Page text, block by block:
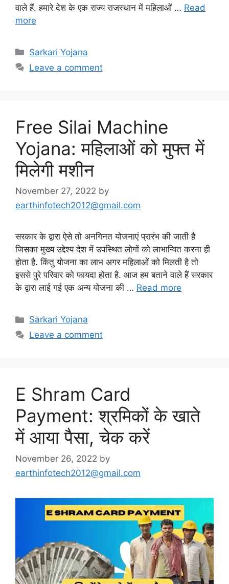
वाले हैं. हमारे देश के एक राज्य राजस्थान में महिलाओं … Read
more
Categories
Sarkari Yojana
Leave a comment
Free Silai Machine
Yojana: महिलाओं को मुफ्त में
मिलेगी मशीन
November 27, 2022 by
earthinfotech2012@gmail.com
सरकार के द्वारा ऐसे तो अनगिनत योजनाएं प्रारंभ की जाती है
जिसका मुख्य उद्देश्य देश में उपस्थित लोगों को लाभान्वित करना ही
होता है. किंतु योजना का लाभ अगर महिलाओं को मिलती है तो
इससे पुरे परिवार को फायदा होता है. आज हम बताने वाले हैं सरकार
के द्वारा लाई गई एक अन्य योजना की … Read more
Categories
Sarkari Yojana
Leave a comment
E Shram Card
Payment: श्रमिकों के खाते
में आया पैसा, चेक करें
November 26, 2022 by
earthinfotech2012@gmail.com